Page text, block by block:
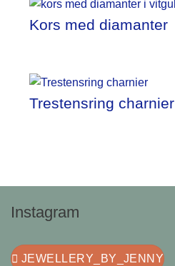
Kors med diamanter
Trestensring charnier
Instagram
JEWELLERY_BY_JENNY